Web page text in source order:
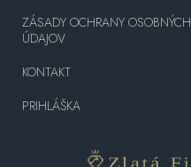
ZÁSADY OCHRANY OSOBNÝCH
ÚDAJOV
KONTAKT
PRIHLÁŠKA